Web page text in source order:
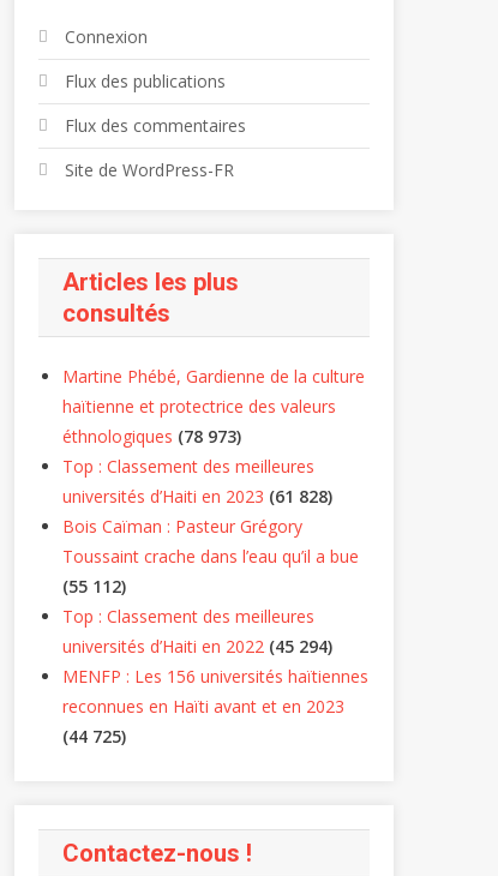
Connexion
Flux des publications
Flux des commentaires
Site de WordPress-FR
Articles les plus
consultés
Martine Phébé, Gardienne de la culture
haïtienne et protectrice des valeurs
éthnologiques (78 973)
Top : Classement des meilleures
universités d’Haiti en 2023 (61 828)
Bois Caïman : Pasteur Grégory
Toussaint crache dans l’eau qu’il a bue
(55 112)
Top : Classement des meilleures
universités d’Haiti en 2022 (45 294)
MENFP : Les 156 universités haïtiennes
reconnues en Haïti avant et en 2023
(44 725)
Contactez-nous !
PUBLICATIONS